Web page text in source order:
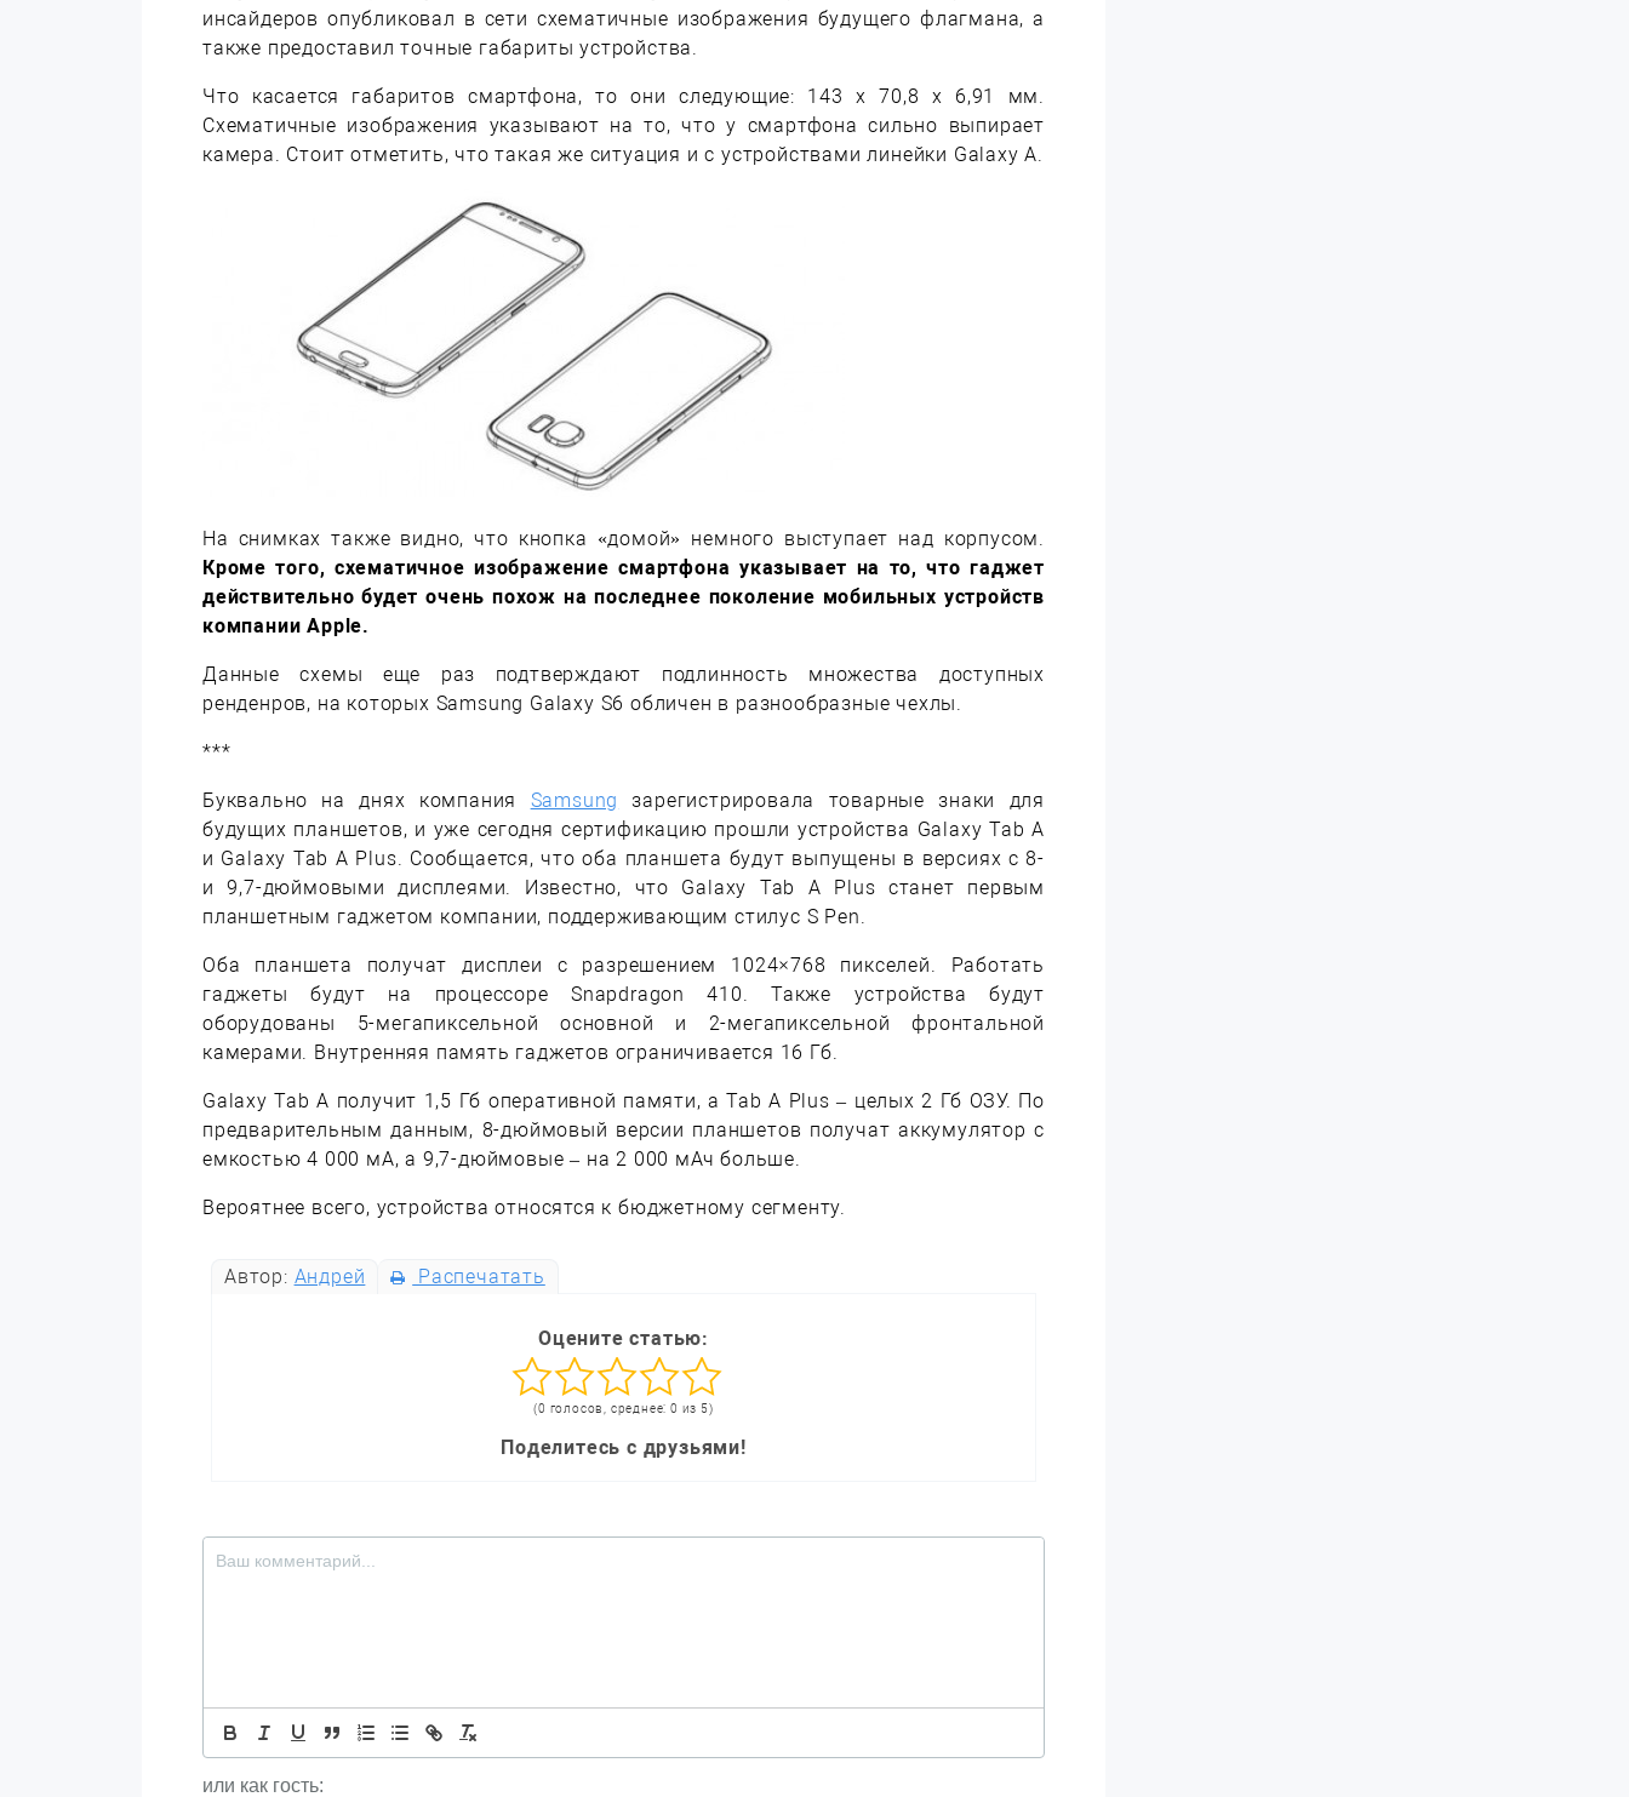
инсайдеров опубликовал в сети схематичные изображения будущего флагмана, а
также предоставил точные габариты устройства.
Что касается габаритов смартфона, то они следующие: 143 x 70,8 x 6,91 мм.
Схематичные изображения указывают на то, что у смартфона сильно выпирает
камера. Стоит отметить, что такая же ситуация и с устройствами линейки Galaxy A.
На снимках также видно, что кнопка «домой» немного выступает над корпусом.
Кроме того, схематичное изображение смартфона указывает на то, что гаджет
действительно будет очень похож на последнее поколение мобильных устройств
компании Apple.
Данные схемы еще раз подтверждают подлинность множества доступных
ренденров, на которых Samsung Galaxy S6 обличен в разнообразные чехлы.
***
Буквально на днях компания Samsung
зарегистрировала товарные знаки для
будущих планшетов, и уже сегодня сертификацию прошли устройства Galaxy Tab A
и Galaxy Tab A Plus. Сообщается, что оба планшета будут выпущены в версиях с 8-
и 9,7-дюймовыми дисплеями. Известно, что Galaxy Tab A Plus станет первым
планшетным гаджетом компании, поддерживающим стилус S Pen.
Оба планшета получат дисплеи с разрешением 1024×768 пикселей. Работать
гаджеты будут на процессоре Snapdragon 410. Также устройства будут
оборудованы 5-мегапиксельной основной и 2-мегапиксельной фронтальной
камерами. Внутренняя память гаджетов ограничивается 16 Гб.
Galaxy Tab A получит 1,5 Гб оперативной памяти, а Tab A Plus – целых 2 Гб ОЗУ. По
предварительным данным, 8-дюймовый версии планшетов получат аккумулятор с
емкостью 4 000 мА, а 9,7-дюймовые – на 2 000 мАч больше.
Вероятнее всего, устройства относятся к бюджетному сегменту.
Автор: Андрей Распечатать
Оцените статью:
(0 голосов, среднее: 0 из 5)
Поделитесь с друзьями!
или как гость: